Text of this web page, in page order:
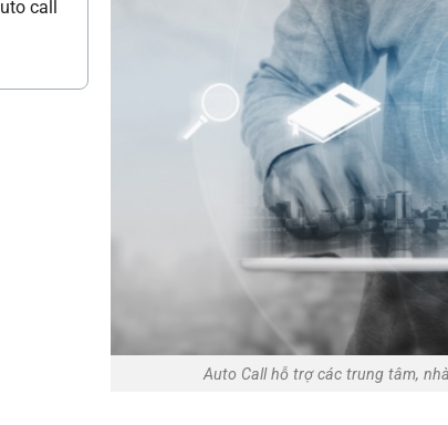
call
Auto Call hỗ trợ các trung tâm,